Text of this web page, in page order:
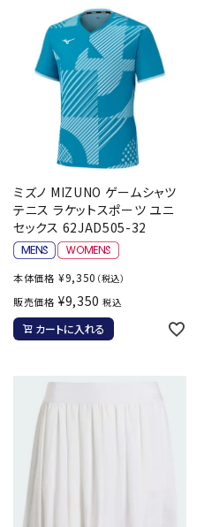
ミズノ MIZUNO ゲームシャツ
テニス ラケットスポーツ ユニ
セックス 62JAD505-32
本体価格 ¥9,350 （税込）
販売価格 ¥9,350 税込
カートに入れる